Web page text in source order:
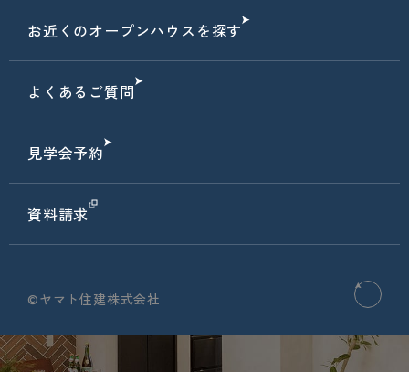
お近くのオープンハウスを探す
よくあるご質問
見学会予約
資料請求
©ヤマト住建株式会社